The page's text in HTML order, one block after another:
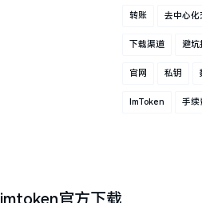
转账 去中心化
下载渠道 避坑
官网 私钥
ImToken 手续